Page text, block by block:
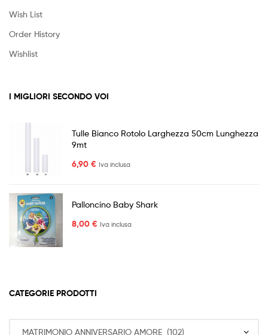
Wish List
Order History
Wishlist
I MIGLIORI SECONDO VOI
Tulle Bianco Rotolo Larghezza 50cm Lunghezza
9mt
6,90 € Iva inclusa
Palloncino Baby Shark
8,00 € Iva inclusa
CATEGORIE PRODOTTI